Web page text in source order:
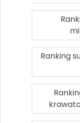
Ranking